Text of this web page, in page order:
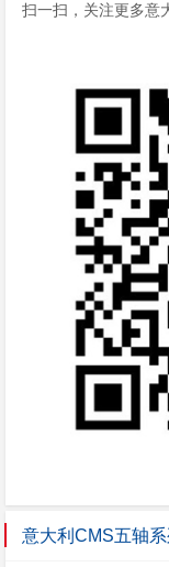
扫一扫，关注更多意
意大利CMS五轴系